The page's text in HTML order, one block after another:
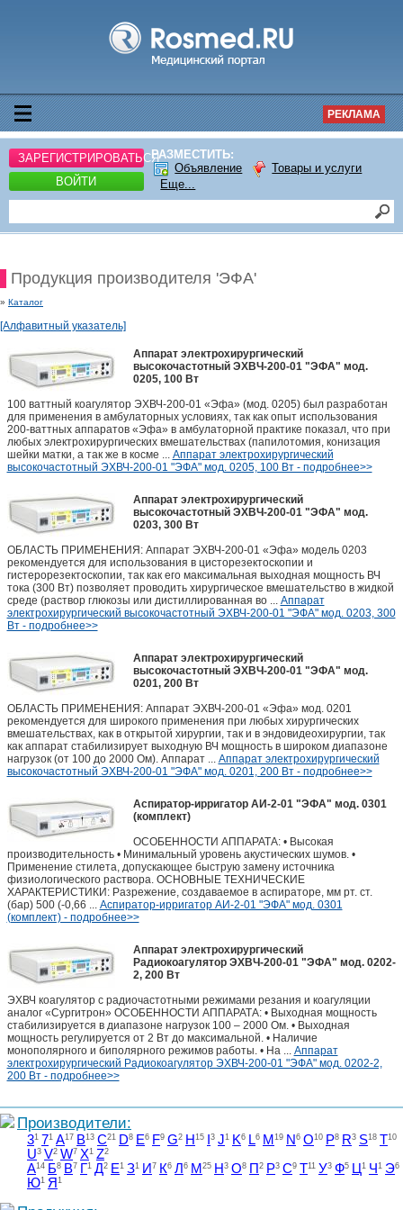
РЕКЛАМА
ЗАРЕГИСТРИРОВАТЬСЯ
ВОЙТИ
РАЗМЕСТИТЬ:
Объявление
Товары и услуги
Еще...
Продукция производителя 'ЭФА'
» Каталог
[Алфавитный указатель]
Аппарат электрохирургический
высокочастотный ЭХВЧ-200-01 "ЭФА" мод.
0205, 100 Вт
100 ваттный коагулятор ЭХВЧ-200-01 «Эфа» (мод. 0205) был разработан
для применения в амбулаторных условиях, так как опыт использования
200-ваттных аппаратов «Эфа» в амбулаторной практике показал, что при
любых электрохирургических вмешательствах (папилотомия, конизация
шейки матки, а так же в косме ... Аппарат электрохирургический
высокочастотный ЭХВЧ-200-01 "ЭФА" мод. 0205, 100 Вт - подробнее>>
Аппарат электрохирургический
высокочастотный ЭХВЧ-200-01 "ЭФА" мод.
0203, 300 Вт
ОБЛАСТЬ ПРИМЕНЕНИЯ: Аппарат ЭХВЧ-200-01 «Эфа» модель 0203
рекомендуется для использования в цисторезектоскопии и
гистерорезектоскопии, так как его максимальная выходная мощность ВЧ
тока (300 Вт) позволяет проводить хирургическое вмешательство в жидкой
среде (раствор глюкозы или дистиллированная во ... Аппарат
электрохирургический высокочастотный ЭХВЧ-200-01 "ЭФА" мод. 0203, 300
Вт - подробнее>>
Аппарат электрохирургический
высокочастотный ЭХВЧ-200-01 "ЭФА" мод.
0201, 200 Вт
ОБЛАСТЬ ПРИМЕНЕНИЯ: Аппарат ЭХВЧ-200-01 «Эфа» мод. 0201
рекомендуется для широкого применения при любых хирургических
вмешательствах, как в открытой хирургии, так и в эндовидеохирургии, так
как аппарат стабилизирует выходную ВЧ мощность в широком диапазоне
нагрузок (от 100 до 2000 Ом). Аппарат ... Аппарат электрохирургический
высокочастотный ЭХВЧ-200-01 "ЭФА" мод. 0201, 200 Вт - подробнее>>
Аспиратор-ирригатор АИ-2-01 "ЭФА" мод. 0301
(комплект)
ОСОБЕННОСТИ АППАРАТА: • Высокая
производительность • Минимальный уровень акустических шумов. •
Применение стилета, допускающее быструю замену источника
физиологического раствора. ОСНОВНЫЕ ТЕХНИЧЕСКИЕ
ХАРАКТЕРИСТИКИ: Разрежение, создаваемое в аспираторе, мм рт. ст.
(бар) 500 (-0,66 ... Аспиратор-ирригатор АИ-2-01 "ЭФА" мод. 0301
(комплект) - подробнее>>
Аппарат электрохирургический
Радиокоагулятор ЭХВЧ-200-01 "ЭФА" мод. 0202-
2, 200 Вт
ЭХВЧ коагулятор с радиочастотными режимами резания и коагуляции
аналог «Сургитрон» ОСОБЕННОСТИ АППАРАТА: • Выходная мощность
стабилизируется в диапазоне нагрузок 100 – 2000 Ом. • Выходная
мощность регулируется от 2 Вт до максимальной. • Наличие
монополярного и биполярного режимов работы. • На ... Аппарат
электрохирургический Радиокоагулятор ЭХВЧ-200-01 "ЭФА" мод. 0202-2,
200 Вт - подробнее>>
Производители:
31 71 A17 B13 C21 D8 E6 F9 G2 H 15 3 J1 K6 L6 M 19 N 6 O10 P8 R3 S18 T10
U3 V2 W7 X1 Z2
А14 Б8 В7 Г1 Д2 Е1 З1 И 7 К6 Л 6 М 25 Н 3 О8 П 2 Р3 С9 Т11 У3 Ф5 Ц 1 Ч 1 Э6
Ю1 Я 1